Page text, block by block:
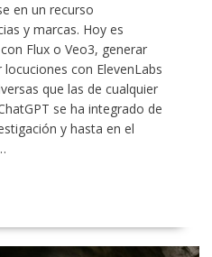
en un recurso
y marcas. Hoy es
Flux o Veo3, generar
con ElevenLabs
que las de cualquier
se ha integrado de
y hasta en el